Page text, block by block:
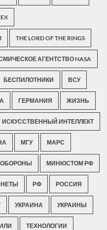
THE LORD OF THE RINGS
АГЕНТСТВО NASA
БЕСПИЛОТНИКИ ВСУ
ГЕРМАНИЯ ЖИЗНЬ
ИСКУССТВЕННЫЙ ИНТЕЛЛЕКТ
МГУ МАРС
МИНЮСТОМ РФ
РФ РОССИЯ
УКРАИНА УКРАИНЫ
ТЕХНОЛОГИИ